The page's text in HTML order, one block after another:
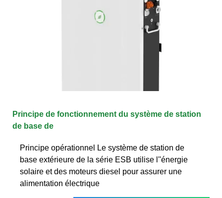
Principe de fonctionnement du système de station
de base de
Principe opérationnel Le système de station de
base extérieure de la série ESB utilise l''énergie
solaire et des moteurs diesel pour assurer une
alimentation électrique